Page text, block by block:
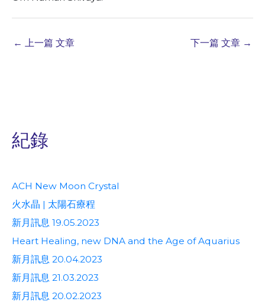
← 上一篇 文章 下一篇 文章 →
紀錄
ACH New Moon Crystal
火水晶 | 太陽石療程
新月訊息 19.05.2023
Heart Healing, new DNA and the Age of Aquarius
新月訊息 20.04.2023
新月訊息 21.03.2023
新月訊息 20.02.2023